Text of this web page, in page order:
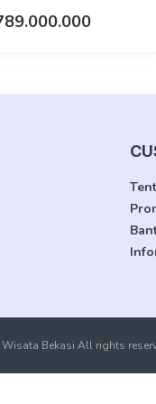
Bekasi All rights